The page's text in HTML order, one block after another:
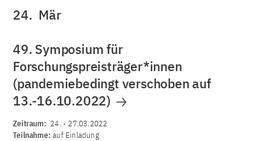
24. Mär
49. Symposium für
Forschungspreisträger*innen
(pandemiebedingt verschoben auf
13.-16.10.2022)
Zeitraum: 24. - 27.03.2022
Teilnahme:auf Einladung